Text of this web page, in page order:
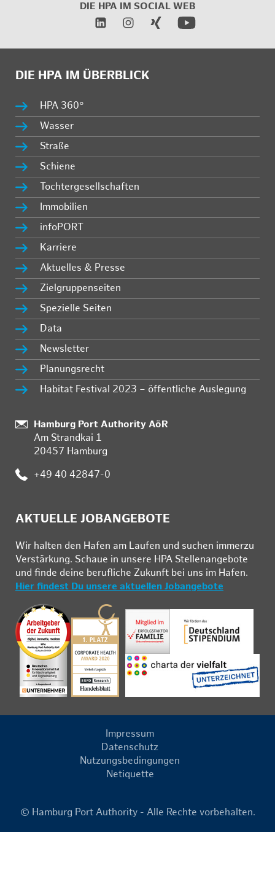
DIE HPA IM SOCIAL WEB
DIE HPA IM ÜBERBLICK
HPA 360°
Wasser
Straße
Schiene
Tochtergesellschaften
Immobilien
infoPORT
Karriere
Aktuelles & Presse
Zielgruppenseiten
Spezielle Seiten
Data
Newsletter
Planungsrecht
Habitat Festival 2023 – öffentliche Auslegung
Standort:
Hamburg Port Authority AöR
Am Strandkai 1
20457 Hamburg
Telefon:
+49 40 42847-0
AKTUELLE JOBANGEBOTE
Wir hal­ten den Ha­fen am Lau­fen und su­chen im­mer­zu
Ver­stär­kung. Schau­e in un­se­re HPA Stel­len­an­ge­bo­te
und fin­de deine be­ruf­li­che Zu­kunft bei uns im Ha­fen.
Hier findest Du unsere aktuellen Jobangebote
Impressum
Datenschutz
Nutzungsbedingungen
Netiquette
© Hamburg Port Authority - Alle Rechte vorbehalten.